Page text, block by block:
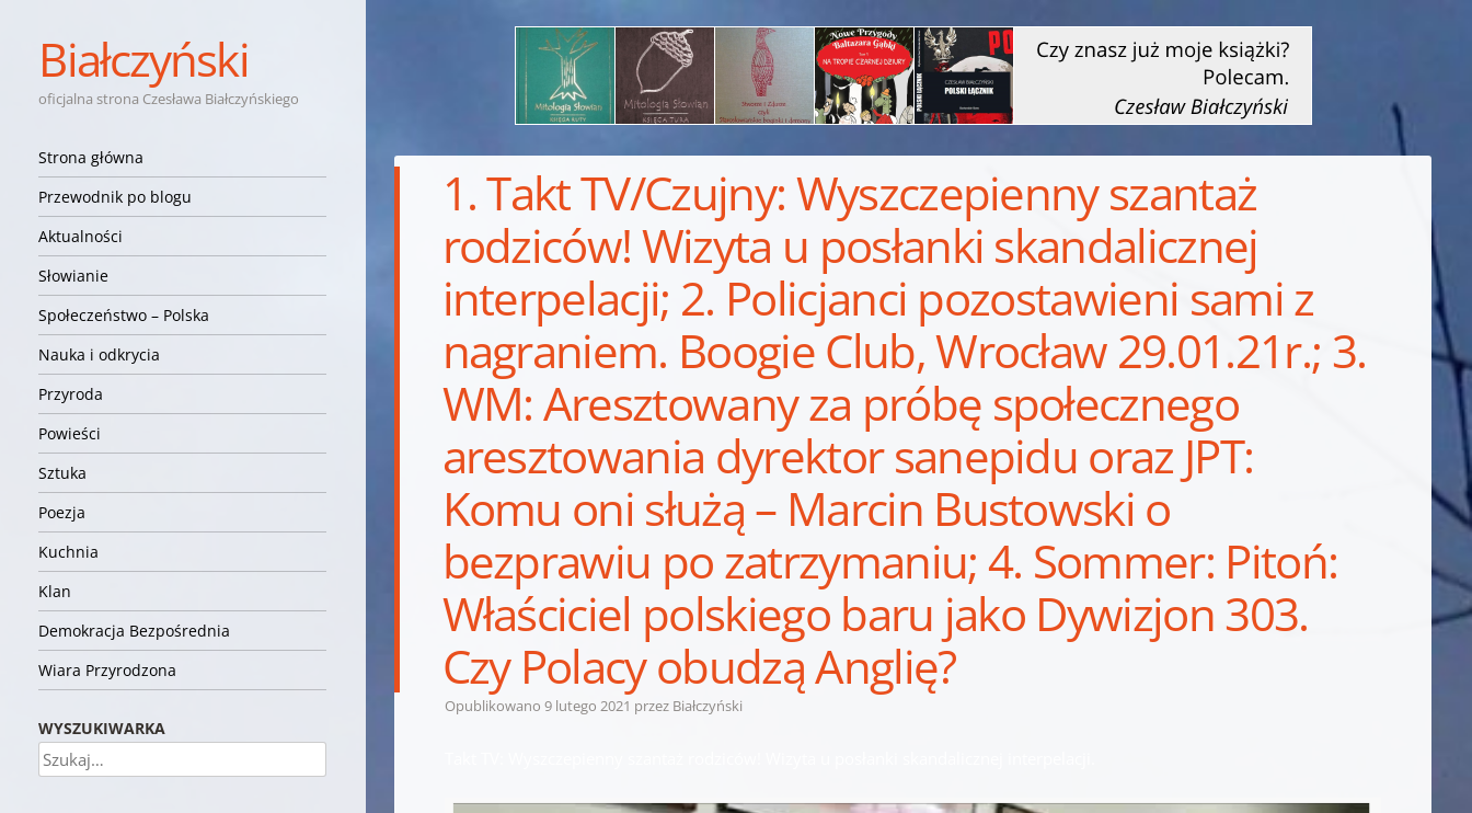
Białczyński
oficjalna strona Czesława Białczyńskiego
Nawigacja
Przejdź do treści
Strona główna
Przewodnik po blogu
Aktualności
Słowianie
Społeczeństwo – Polska
Nauka i odkrycia
Przyroda
Powieści
Sztuka
Poezja
Kuchnia
Klan
Demokracja Bezpośrednia
Wiara Przyrodzona
1. Takt TV/Czujny: Wyszczepienny szantaż
rodziców! Wizyta u posłanki skandalicznej
interpelacji; 2. Policjanci pozostawieni sami z
nagraniem. Boogie Club, Wrocław 29.01.21r.; 3.
WM: Aresztowany za próbę społecznego
aresztowania dyrektor sanepidu oraz JPT:
Komu oni służą – Marcin Bustowski o
bezprawiu po zatrzymaniu; 4. Sommer: Pitoń:
Właściciel polskiego baru jako Dywizjon 303.
Czy Polacy obudzą Anglię?
Opublikowano9 lutego 2021 przez Białczyński
WYSZUKIWARKA
Szukaj